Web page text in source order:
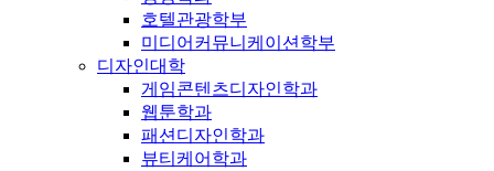
호텔관광학부
미디어커뮤니케이션학부
디자인대학
게임콘텐츠디자인학과
웹툰학과
패션디자인학과
뷰티케어학과